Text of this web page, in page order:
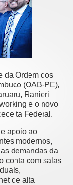
da Ordem dos
(OAB-PE),
Ranieri
e o novo
Federal.
apoio ao
modernos,
demandas da
conta com salas
de alta